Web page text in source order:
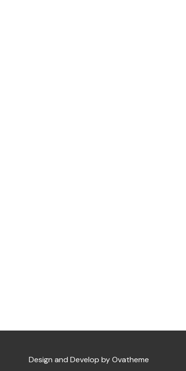
Design and Develop by Ovatheme